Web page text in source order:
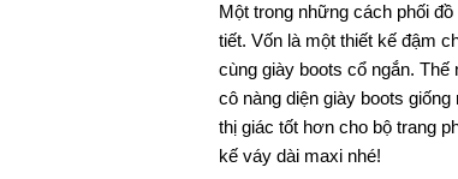
Một trong những cách phối
tiết. Vốn là một thiết kế đậm
cùng giày boots cổ ngắn.
cô nàng diện giày boots
thị giác tốt hơn cho bộ trang
kế váy dài maxi nhé!